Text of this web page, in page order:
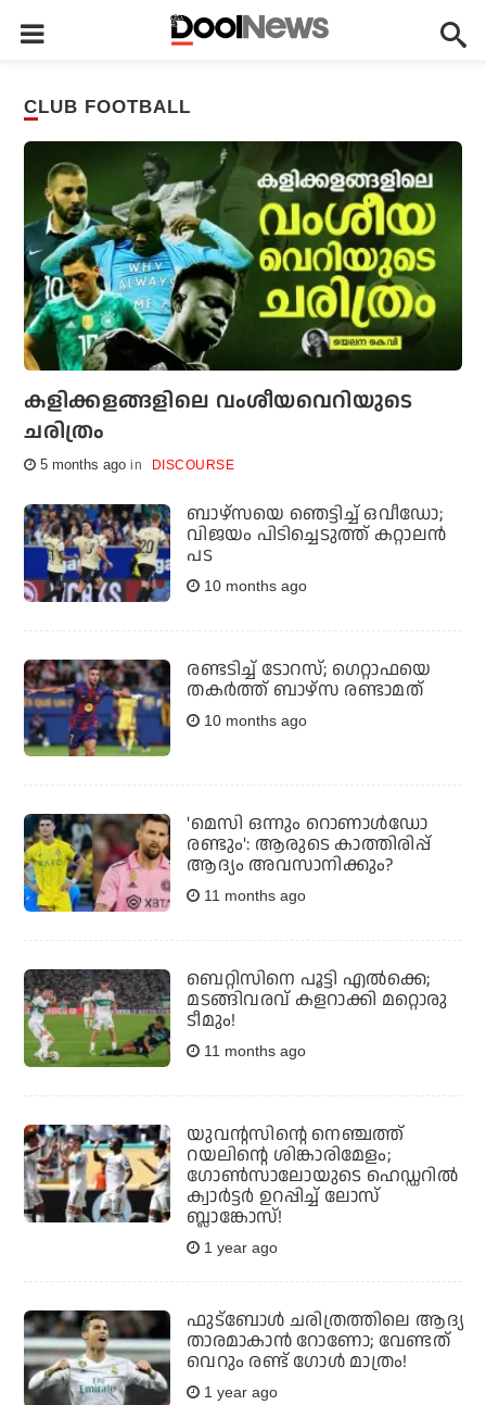
CLUB FOOTBALL
കളിക്കളങ്ങളിലെ വംശീയവെറിയുടെ
ചരിത്രം
5 months ago DISCOURSE
ബാഴ്സയെ ഞെട്ടിച്ച് ഒവീഡോ;
വിജയം പിടിച്ചെടുത്ത് കറ്റാലന്‍
പട
10 months ago
രണ്ടടിച്ച് ടോറസ്; ഗെറ്റാഫയെ
തകര്‍ത്ത് ബാഴ്സ രണ്ടാമത്
10 months ago
'മെസി ഒന്നും റൊണാള്‍ഡോ
രണ്ടും': ആരുടെ കാത്തിരിപ്പ്
ആദ്യം അവസാനിക്കും?
11 months ago
ബെറ്റിസിനെ പൂട്ടി എല്‍ക്കെ;
മടങ്ങിവരവ് കളറാക്കി മറ്റൊരു
ടീമും!
11 months ago
യുവന്റസിന്റെ നെഞ്ചത്ത്
റയലിന്റെ ശിങ്കാരിമേളം;
ഗോണ്‍സാലോയുടെ ഹെഡ്ഡറില്‍
ക്വാര്‍ട്ടര്‍ ഉറപ്പിച്ച് ലോസ്
ബ്ലാങ്കോസ്!
1 year ago
ഫുട്‌ബോള്‍ ചരിത്രത്തിലെ ആദ്യ
താരമാകാന്‍ റോണോ; വേണ്ടത്
വെറും രണ്ട് ഗോള്‍ മാത്രം!
1 year ago